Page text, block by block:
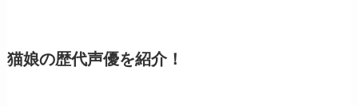
猫娘の歴代声優を紹介！